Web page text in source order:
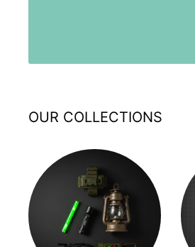
OUR COLLECTIONS